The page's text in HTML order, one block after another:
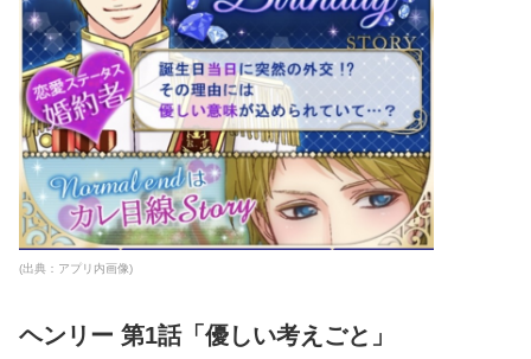
(出典：アプリ内画像)
ヘンリー 第1話「優しい考えごと」